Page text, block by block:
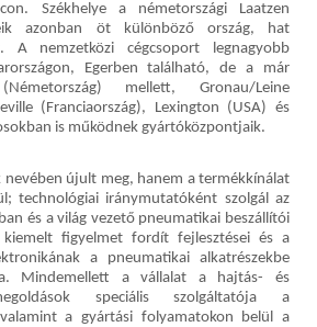
Székhelye a németországi Laatzen
azonban öt különböző ország, hat
A nemzetközi cégcsoport legnagyobb
Egerben található, de a már
mellett, Gronau/Leine
(Franciaország), Lexington (USA) és
is működnek gyártóközpontjaik.
nevében újult meg, hanem a termékkínálat
; technológiai iránymutatóként szolgál az
és a világ vezető pneumatikai beszállítói
figyelmet fordít fejlesztései és a
a pneumatikai alkatrészekbe
Mindemellett a vállalat a hajtás- és
speciális szolgáltatója a
a gyártási folyamatokon belül a